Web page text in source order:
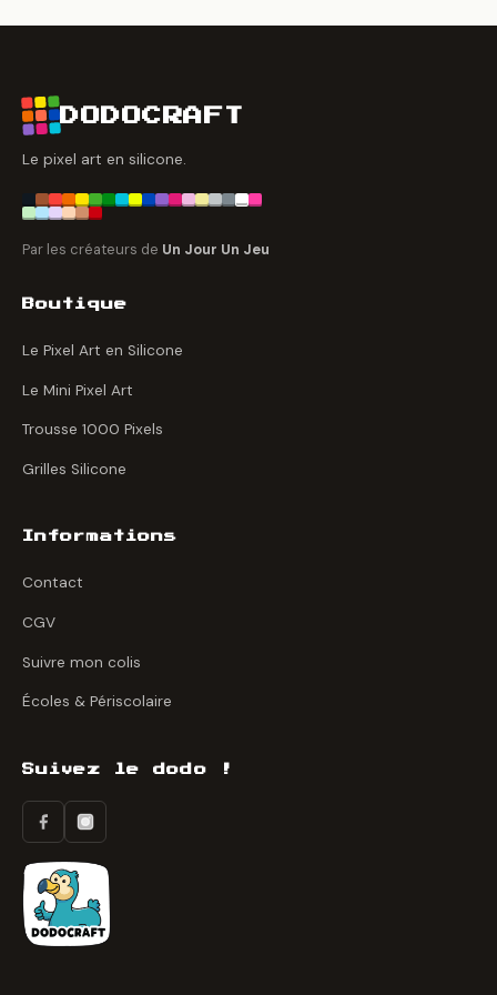
DODOCRAFT
Le pixel art en silicone.
Par les créateurs de Un Jour Un Jeu
Boutique
Le Pixel Art en Silicone
Le Mini Pixel Art
Trousse 1000 Pixels
Grilles Silicone
Informations
Contact
CGV
Suivre mon colis
Écoles & Périscolaire
Suivez le dodo !